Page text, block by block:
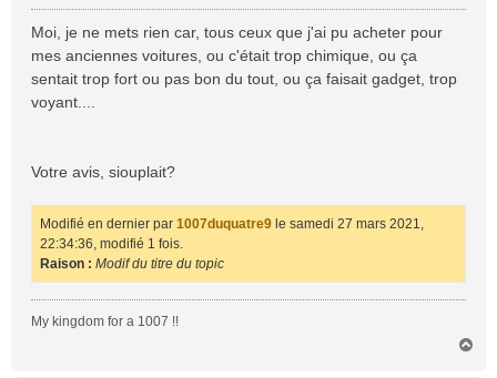
e
s
g
e
Moi, je ne mets rien car, tous ceux que j'ai pu acheter pour
mes anciennes voitures, ou c'était trop chimique, ou ça
sentait trop fort ou pas bon du tout, ou ça faisait gadget, trop
voyant....
Votre avis, siouplait?
Modifié en dernier par 1007duquatre9 le samedi 27 mars 2021,
22:34:36, modifié 1 fois.
Raison : Modif du titre du topic
My kingdom for a 1007 !!